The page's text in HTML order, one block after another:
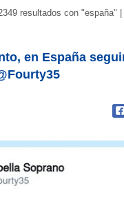
resultados con "españa" |
en España